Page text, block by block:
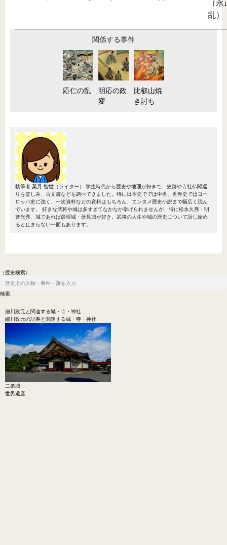
（
乱）
関係する事件
応仁の乱
明応の政
変
比叡山焼
き討ち
執筆者 葉月 智世 （ライター）
学生時代から歴史や地理が好きで、史跡や寺社仏閣巡
りを楽しみ、古文書などを調べてきました。特に日本史ででは中世、世界史ではヨー
ロッパ史に強く、一次資料などの資料はもちろん、エンタメ歴史小説まで幅広く読ん
でいます。 好きな武将や城は多すぎてなかなか挙げられませんが、特に松永久秀・明
智光秀、城であれば彦根城・伏見城が好き。武将の人生や城の歴史について話し始め
ると止まらない一面もあります。
［歴史検索］
細川政元と関連する城・寺・神社
細川政元の記事と関連する城・寺・神社
二条城
世界遺産